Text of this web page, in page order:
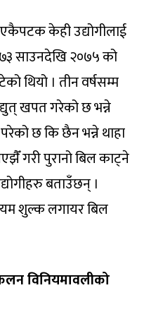
केही उद्योगीलाई
साउनदेखि २०७५ को
थियो । तीन वर्षसम्म
खपत गरेको छ भन्ने
छ कि छैन भन्ने थाहा
गरी पुरानो बिल काट्ने
बताउँछन् ।
शुल्क लगायर बिल
विनियमावलीको